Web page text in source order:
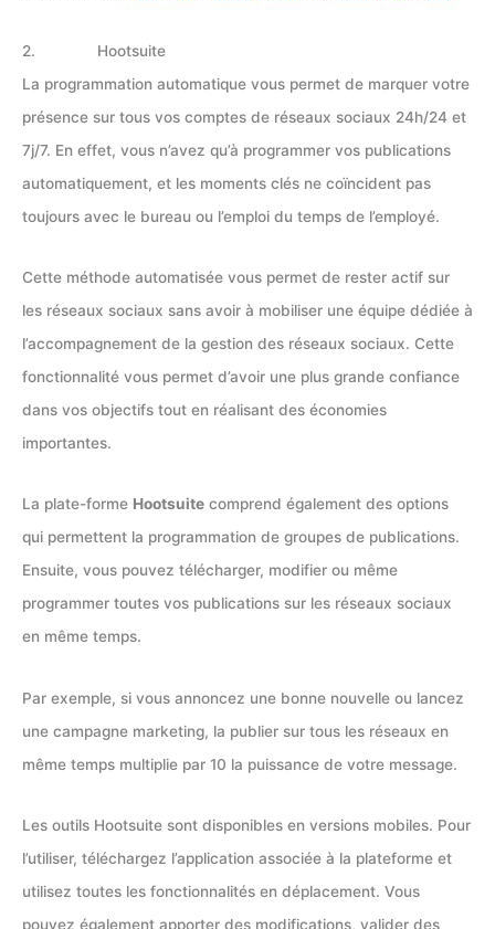
2. Hootsuite
La programmation automatique vous permet de marquer votre
présence sur tous vos comptes de réseaux sociaux 24h/24 et
7j/7. En effet, vous n’avez qu’à programmer vos publications
automatiquement, et les moments clés ne coïncident pas
toujours avec le bureau ou l’emploi du temps de l’employé.
Cette méthode automatisée vous permet de rester actif sur
les réseaux sociaux sans avoir à mobiliser une équipe dédiée à
l’accompagnement de la gestion des réseaux sociaux. Cette
fonctionnalité vous permet d’avoir une plus grande confiance
dans vos objectifs tout en réalisant des économies
importantes.
La plate-forme Hootsuite comprend également des options
qui permettent la programmation de groupes de publications.
Ensuite, vous pouvez télécharger, modifier ou même
programmer toutes vos publications sur les réseaux sociaux
en même temps.
Par exemple, si vous annoncez une bonne nouvelle ou lancez
une campagne marketing, la publier sur tous les réseaux en
même temps multiplie par 10 la puissance de votre message.
Les outils Hootsuite sont disponibles en versions mobiles. Pour
l’utiliser, téléchargez l’application associée à la plateforme et
utilisez toutes les fonctionnalités en déplacement. Vous
pouvez également apporter des modifications, valider des